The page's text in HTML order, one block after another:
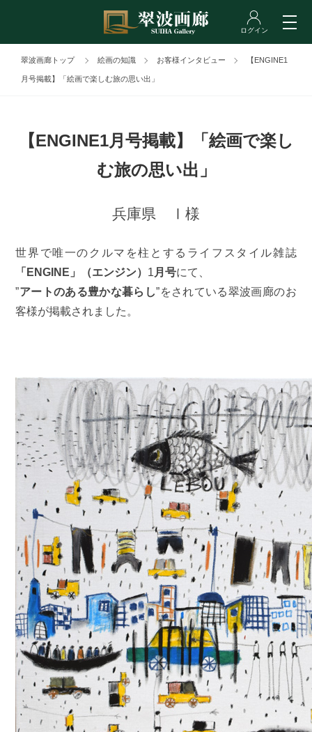
翠波画廊トップ 絵画の知識 お客様インタビュー 【ENGINE1
月号掲載】「絵画で楽しむ旅の思い出」
【ENGINE1月号掲載】「絵画で楽し
む旅の思い出」
兵庫県 Ⅰ様
世界で唯一のクルマを柱とするライフスタイル雑誌
「ENGINE」（エンジン） 1 月号にて、
”アートのある豊かな暮らし”をされている翠波画廊のお
客様が掲載されました。